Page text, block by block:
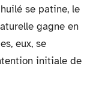
se patine, le
gagne en
eux, se
initiale de